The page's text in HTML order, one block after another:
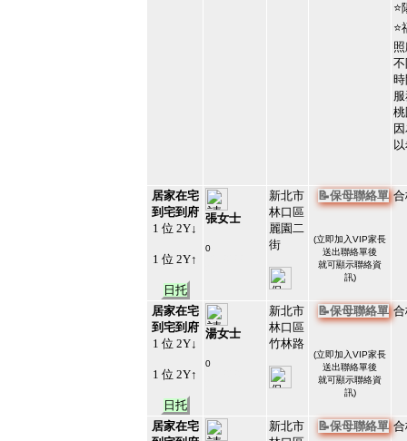
居家在宅
到宅到府
1 位 2Y↓
1 位 2Y↑
日托
張女士
0
新北市
林口區
麗園二
街
📝保母聯絡單
(立即加入VIP家長
送出聯絡單後
就可顯示聯絡資
訊)
居家在宅
到宅到府
1 位 2Y↓
1 位 2Y↑
日托
湯女士
0
新北市
林口區
竹林路
📝保母聯絡單
(立即加入VIP家長
送出聯絡單後
就可顯示聯絡資
訊)
居家在宅
新北市
📝保母聯絡單